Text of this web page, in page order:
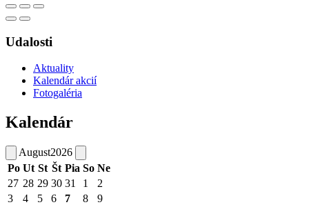
Udalosti
Aktuality
Kalendár akcií
Fotogaléria
Kalendár
August2026
Po Ut St Št Pia So Ne
27 28 29 30 31 1
2
3
4 5 6 7 8
9